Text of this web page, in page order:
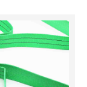
varias onerarias
earum
salutis,